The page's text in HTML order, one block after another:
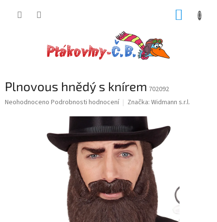
Plnovous hnědý s knírem 702092
Průměrné
Neohodnoceno Podrobnosti hodnocení Značka: Widmann s.r.l.